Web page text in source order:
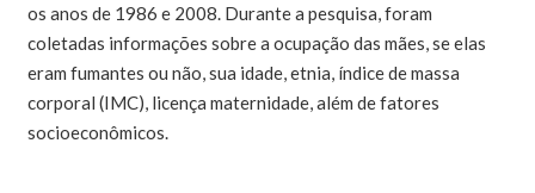
os anos de 1986 e 2008. Durante a pesquisa, foram
coletadas informações sobre a ocupação das mães, se elas
eram fumantes ou não, sua idade, etnia, índice de massa
corporal (IMC), licença maternidade, além de fatores
socioeconômicos.